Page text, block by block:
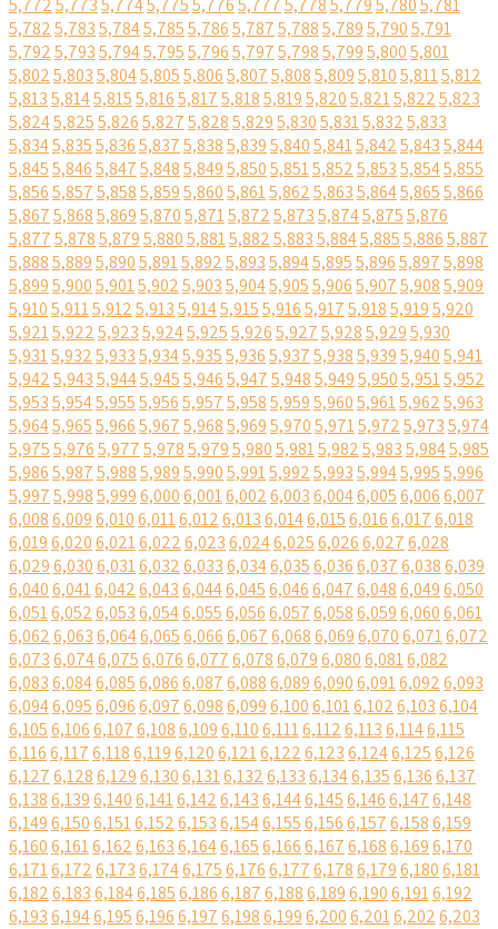
5,7725,7735,7745,7755,7765,7775,7785,7795,7805,781
5,7825,7835,7845,7855,7865,7875,7885,7895,7905,791
5,7925,7935,7945,7955,7965,7975,7985,7995,8005,801
5,8025,8035,8045,8055,8065,8075,8085,8095,8105,8115,812
5,8135,8145,8155,8165,8175,8185,8195,8205,8215,8225,823
5,8245,8255,8265,8275,8285,8295,8305,8315,8325,833
5,8345,8355,8365,8375,8385,8395,8405,8415,8425,8435,844
5,8455,8465,8475,8485,8495,8505,8515,8525,8535,8545,855
5,8565,8575,8585,8595,8605,8615,8625,8635,8645,8655,866
5,8675,8685,8695,8705,8715,8725,8735,8745,8755,876
5,8775,8785,8795,8805,8815,8825,8835,8845,8855,8865,887
5,8885,8895,8905,8915,8925,8935,8945,8955,8965,8975,898
5,8995,9005,9015,9025,9035,9045,9055,9065,9075,9085,909
5,9105,9115,9125,9135,9145,9155,9165,9175,9185,9195,920
5,9215,9225,9235,9245,9255,9265,9275,9285,9295,930
5,9315,9325,9335,9345,9355,9365,9375,9385,9395,9405,941
5,9425,9435,9445,9455,9465,9475,9485,9495,9505,9515,952
5,9535,9545,9555,9565,9575,9585,9595,9605,9615,9625,963
5,9645,9655,9665,9675,9685,9695,9705,9715,9725,9735,974
5,9755,9765,9775,9785,9795,9805,9815,9825,9835,9845,985
5,9865,9875,9885,9895,9905,9915,9925,9935,9945,9955,996
5,9975,9985,9996,0006,0016,0026,0036,0046,0056,0066,007
6,0086,0096,0106,0116,0126,0136,0146,0156,0166,0176,018
6,0196,0206,0216,0226,0236,0246,0256,0266,0276,028
6,0296,0306,0316,0326,0336,0346,0356,0366,0376,0386,039
6,0406,0416,0426,0436,0446,0456,0466,0476,0486,0496,050
6,0516,0526,0536,0546,0556,0566,0576,0586,0596,0606,061
6,0626,0636,0646,0656,0666,0676,0686,0696,0706,0716,072
6,0736,0746,0756,0766,0776,0786,0796,0806,0816,082
6,0836,0846,0856,0866,0876,0886,0896,0906,0916,0926,093
6,0946,0956,0966,0976,0986,0996,1006,1016,1026,1036,104
6,1056,1066,1076,1086,1096,1106,1116,1126,1136,1146,115
6,1166,1176,1186,1196,1206,1216,1226,1236,1246,1256,126
6,1276,1286,1296,1306,1316,1326,1336,1346,1356,1366,137
6,1386,1396,1406,1416,1426,1436,1446,1456,1466,1476,148
6,1496,1506,1516,1526,1536,1546,1556,1566,1576,1586,159
6,1606,1616,1626,1636,1646,1656,1666,1676,1686,1696,170
6,1716,1726,1736,1746,1756,1766,1776,1786,1796,1806,181
6,1826,1836,1846,1856,1866,1876,1886,1896,1906,1916,192
6,1936,1946,1956,1966,1976,1986,1996,2006,2016,2026,203